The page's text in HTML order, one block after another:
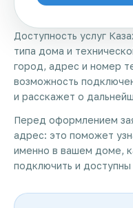
Доступность услуг
типа дома и
город, адрес и номер
возможность
и расскажет о
Перед оформлением
адрес: это поможет
именно в вашем доме,
подключить и